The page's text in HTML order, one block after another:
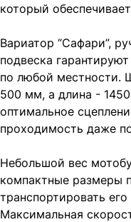
который
Вариатор “Сафари”,
подвеска
по любой местности.
500 мм, а длина -
оптимальное
проходимость даже
Небольшой вес
компактные размеры
транспортировать
Максимальная